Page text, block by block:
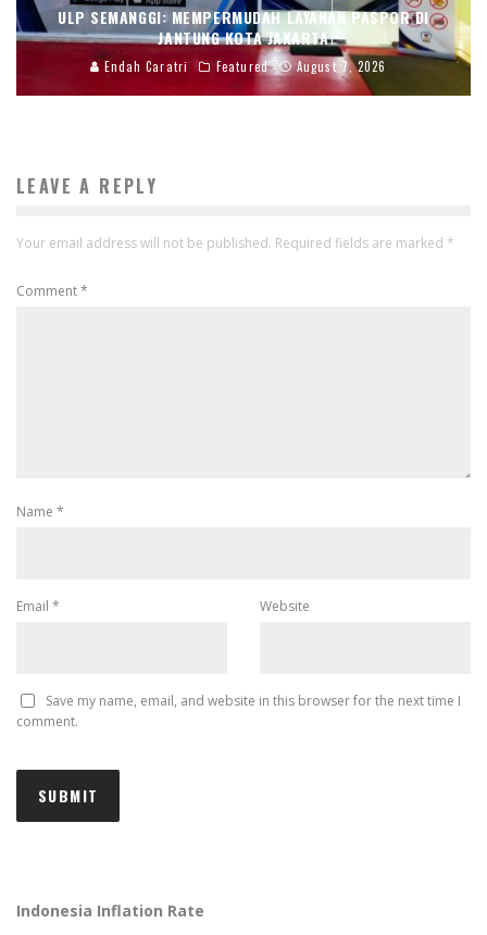
ULP SEMANGGI: MEMPERMUDAH LAYANAN PASPOR DI
JANTUNG KOTA JAKARTA
Endah Caratri Featured August 7, 2026
LEAVE A REPLY
Your email address will not be published. Required fields are marked *
Comment*
Name *
Email * Website
Save my name, email, and website in this browser for the next time I
comment.
Indonesia Inflation Rate